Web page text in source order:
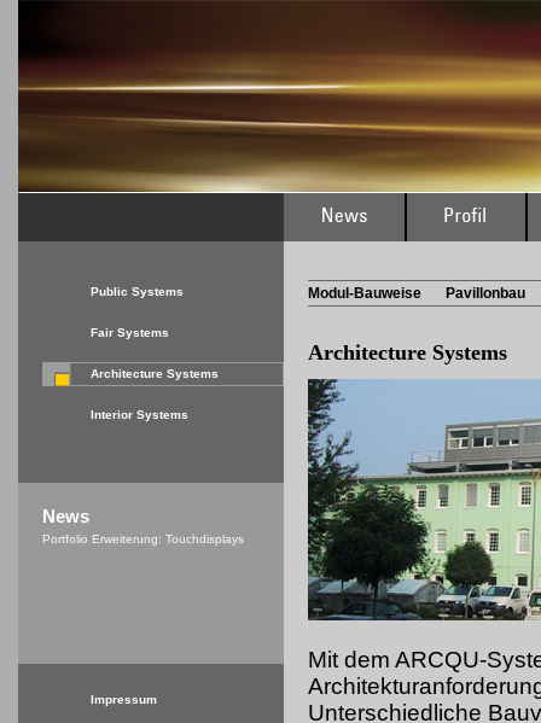
Modul-Bauweise Pavillonbau
Architecture Systems
Mit dem ARCQU-
Unterschiedliche
Public Systems
Fair Systems
Architecture Systems
Interior Systems
News
Portfolio Erweiterung: Touchdisplays
Impressum